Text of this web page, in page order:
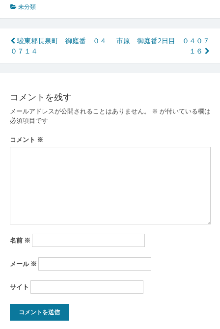
未分類
投
稿
ビ
ゲ
ー
シ
駿東郡長泉町 御庭番 ０４
０７１４
市原 御庭番2日目 ０４０７
１６
コメントを残す
メールアドレスが公開されることはありません。 ※ が付いている欄は
必須項目です
コメント ※
名前 ※
メール ※
サイト